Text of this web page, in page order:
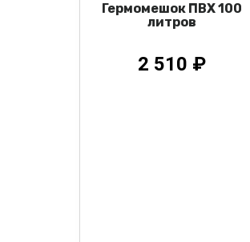
Гермомешок ПВХ 100
литров
2 510 ₽